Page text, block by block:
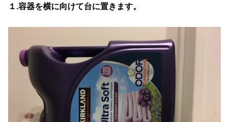
１.容器を横に向けて台に置きます。